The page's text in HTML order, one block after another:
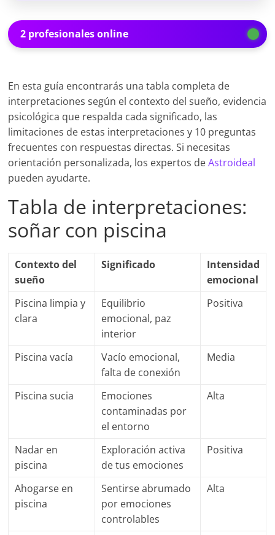
2 profesionales online
En esta guía encontrarás una tabla completa de
interpretaciones según el contexto del sueño, evidencia
psicológica que respalda cada significado, las
limitaciones de estas interpretaciones y 10 preguntas
frecuentes con respuestas directas. Si necesitas
orientación personalizada, los expertos deAstroideal
pueden ayudarte.
Tabla de interpretaciones:
soñar con piscina
Contexto del
sueño
Significado
Intensidad
emocional
Piscina limpia y
clara
Equilibrio
emocional, paz
interior
Positiva
Piscina vacía
Vacío emocional,
falta de conexión
Media
Piscina sucia
Emociones
contaminadas por
el entorno
Alta
Nadar en
piscina
Exploración activa
de tus emociones
Positiva
Ahogarse en
piscina
Sentirse abrumado
por emociones
controlables
Alta